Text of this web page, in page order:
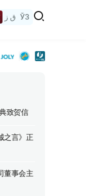
ق ز ЎЗ
致贺信
之言》正
董事会主